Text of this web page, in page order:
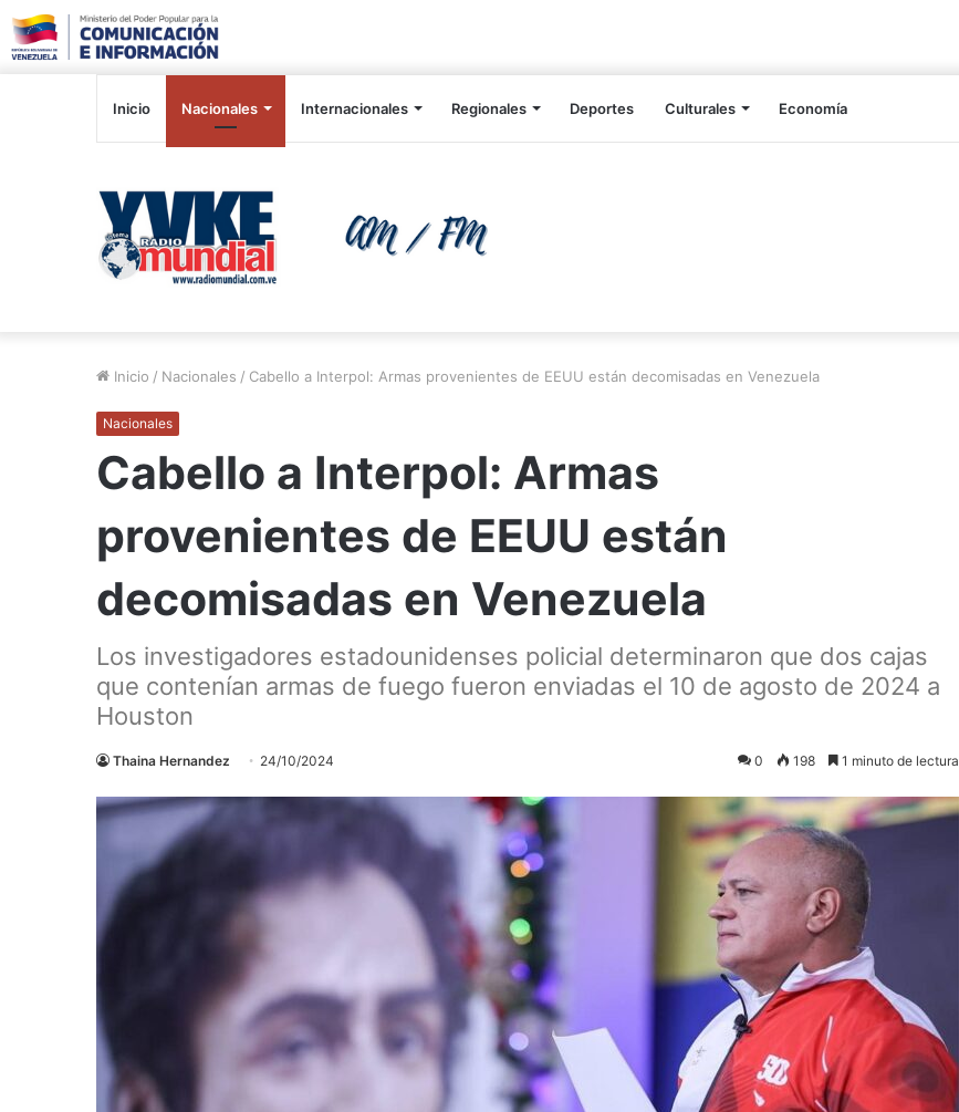
Inicio Nacionales Internacionales Regionales Deportes Culturales Economía
Inicio / Nacionales / Cabello a Interpol: Armas provenientes de EEUU están decomisadas en Venezuela
Nacionales
Cabello a Interpol: Armas
provenientes de EEUU están
decomisadas en Venezuela
Los investigadores estadounidenses policial determinaron que dos cajas
que contenían armas de fuego fueron enviadas el 10 de agosto de 2024 a
Houston
Thaina Hernandez 24/10/2024 0 198 1 minuto de lectura